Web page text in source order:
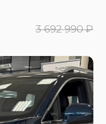
3 692 990 ₽